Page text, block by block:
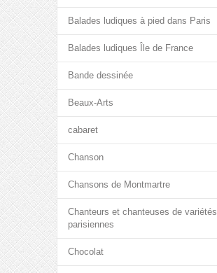
Balades ludiques à pied dans Paris
Balades ludiques Île de France
Bande dessinée
Beaux-Arts
cabaret
Chanson
Chansons de Montmartre
Chanteurs et chanteuses de variétés
parisiennes
Chocolat